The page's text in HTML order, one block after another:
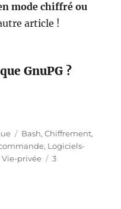
mode chiffré ou
article !
GnuPG ?
Étiquettes
Bash,Chiffrement,
, Logiciels-
Vie-privée
3